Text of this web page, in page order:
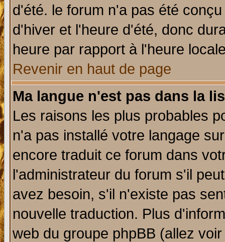
d'été. le forum n'a pas été
d'hiver et l'heure d'été, donc
heure par rapport à l'heure
Revenir en haut de page
Ma langue n'est pas dans la
Les raisons les plus probables
n'a pas installé votre langage
encore traduit ce forum dans
l'administrateur du forum s'il
avez besoin, s'il n'existe pas
nouvelle traduction. Plus
web du groupe phpBB (allez